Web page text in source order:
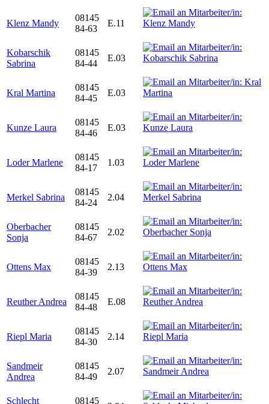
Klenz Mandy
08145
84-63
E.11
Kobarschik
Sabrina
08145
84-44
E.03
Kral Martina
08145
84-45
E.03
Kunze Laura
08145
84-46
E.03
Loder Marlene
08145
84-17
1.03
Merkel Sabrina
08145
84-24
2.04
Oberbacher
Sonja
08145
84-67
2.02
Ottens Max
08145
84-39
2.13
Reuther Andrea
08145
84-48
E.08
Riepl Maria
08145
84-30
2.14
Sandmeir
Andrea
08145
84-49
2.07
Schlecht
08145